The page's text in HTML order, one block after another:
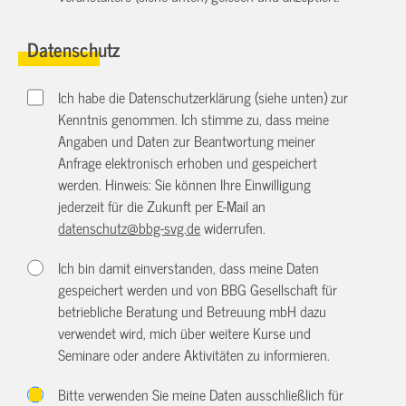
Datenschutz
Ich habe die Datenschutzerklärung (siehe unten) zur
Kenntnis genommen. Ich stimme zu, dass meine
Angaben und Daten zur Beantwortung meiner
Anfrage elektronisch erhoben und gespeichert
werden. Hinweis: Sie können Ihre Einwilligung
jederzeit für die Zukunft per E-Mail an
datenschutz@bbg-svg.dewiderrufen.
Ich bin damit einverstanden, dass meine Daten
gespeichert werden und von BBG Gesellschaft für
betriebliche Beratung und Betreuung mbH dazu
verwendet wird, mich über weitere Kurse und
Seminare oder andere Aktivitäten zu informieren.
Bitte verwenden Sie meine Daten ausschließlich für